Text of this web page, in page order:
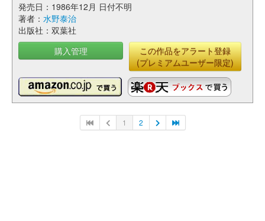
発売日：1986年12月 日付不明
著者： 水野泰治
出版社：双葉社
購入管理
この作品をアラート登録
(プレミアムユーザー限定)
1 2